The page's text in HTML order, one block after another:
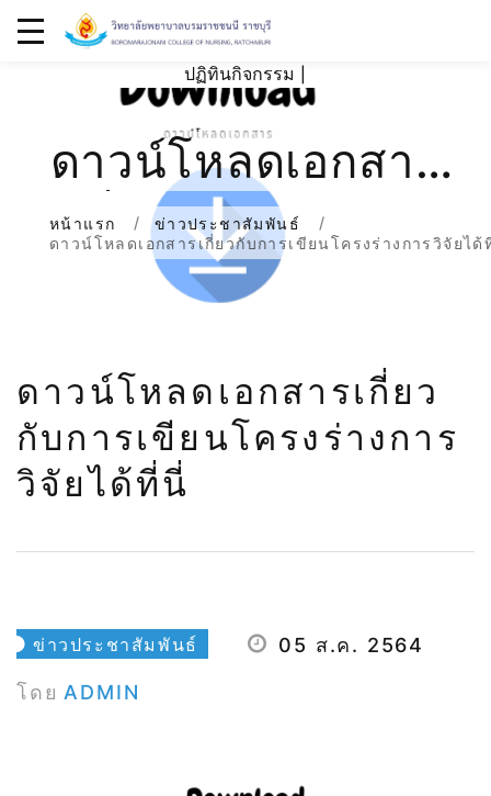
ปฏิทินกิจกรรม
ดาวน์โหลดเอกสาร
เกี่ยวกับการเขียน
โครงร่างการวิจัย
หน้าแรก
ข่าวประชาสัมพันธ์
ดาวน์โหลดเอกสารเกี่ยวกับการเขียนโครงร่างการวิจัยได้
ดาวน์โหลดเอกสารเกี่ยว
กับการเขียนโครงร่างการ
วิจัยได้ที่นี่
ข่าวประชาสัมพันธ์ 05 ส.ค. 2564
โดย ADMIN